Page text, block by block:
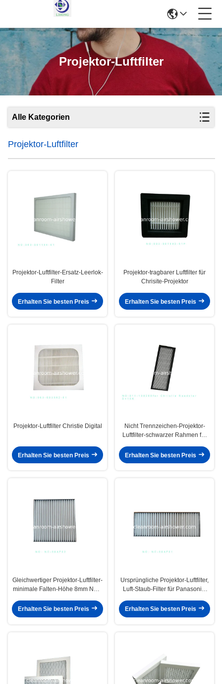
Projektor-Luftfilter
Alle Kategorien
Projektor-Luftfilter
Projektor-Luftfilter-Ersatz-Leerlok-
Filter
Erhalten Sie besten Preis
Projektor-tragbarer Luftfilter für
Chrisite-Projektor
Erhalten Sie besten Preis
Projektor-Luftfilter Christie Digital
Erhalten Sie besten Preis
Nicht Trennzeichen-Projektor-
Luftfilter-schwarzer Rahmen für
S+16K
Erhalten Sie besten Preis
Gleichwertiger Projektor-Luftfilter-
minimale Falten-Höhe 8mm NEC
Erhalten Sie besten Preis
Ursprüngliche Projektor-Luftfilter,
Luft-Staub-Filter für Panasonic-
Erhalten Sie besten Preis